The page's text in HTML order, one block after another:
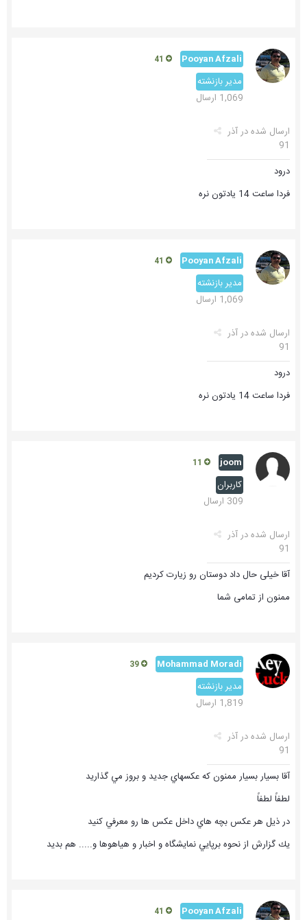
Pooyan Afzali
مدیر بازنشته
1,069 ارسال
ارسال شده درآذر
91
درود
فردا ساعت 14 یادتون نره
Pooyan Afzali
مدیر بازنشته
1,069 ارسال
ارسال شده درآذر
91
درود
فردا ساعت 14 یادتون نره
joom
کاربران
309 ارسال
ارسال شده درآذر
91
آقا خیلی حال داد دوستان رو زیارت کردیم
ممنون از تمامی شما
Mohammad Moradi
مدیر بازنشته
1,819 ارسال
ارسال شده درآذر
91
آقا بسيار بسيار ممنون كه عكسهاي جديد و بروز مي گذاريد
لطفاً لطفاً
در ذيل هر عكس بچه هاي داخل عكس ها رو معرفي كنيد
يك گزارش از نحوه برپايي نمايشگاه و اخبار و هياهوها و..... هم بديد
Pooyan Afzali